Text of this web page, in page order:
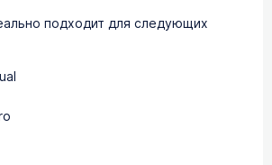
подходит для следующих